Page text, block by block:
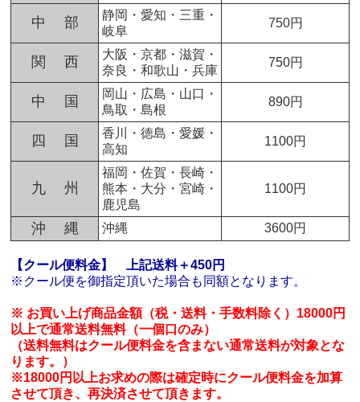
中 部
静岡・愛知・三重・
岐阜
750円
関 西
大阪・京都・滋賀・
奈良・和歌山・兵庫
750円
中 国
岡山・広島・山口・
鳥取・島根
890円
四 国
香川・徳島・愛媛・
高知
1100円
九 州
福岡・佐賀・長崎・
熊本・大分・宮崎・
鹿児島
1100円
沖 縄 沖縄 3600円
【クール便料金】
上記送料＋450円
※クール便を御指定頂いた場合も同額となります。
※ お買い上げ商品金額（税・送料・手数料除く）18000円
以上で通常送料無料（一個口のみ）
（送料無料はクール便料金を含まない通常送料が対象とな
ります。）
※18000円以上お求めの際は確定時にクール便料金を加算
させて頂き、再決済させて頂きます。